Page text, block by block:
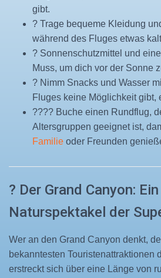
gibt.
? Trage bequeme Kleidung
während des Fluges etwas
? Sonnenschutzmittel und
Muss, um dich vor der Sonne
? Nimm Snacks und Wasser
Fluges keine Möglichkeit gibt,
?‍?‍?‍? Buche einen Rundflug,
Altersgruppen geeignet ist,
Familie oder Freunden
?️ Der Grand Canyon: Ein
Naturspektakel der
Wer an den Grand Canyon denkt,
bekanntesten Touristenattraktionen
erstreckt sich über eine Länge von